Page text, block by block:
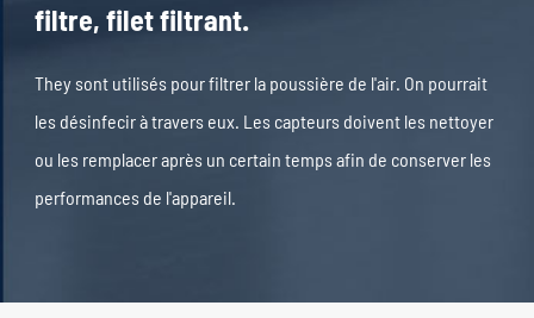
filtre, filet filtrant.
They sont utilisés pour filtrer la poussière de l'air. On pourrait
les désinfecir à travers eux. Les capteurs doivent les nettoyer
ou les remplacer après un certain temps afin de conserver les
performances de l'appareil.